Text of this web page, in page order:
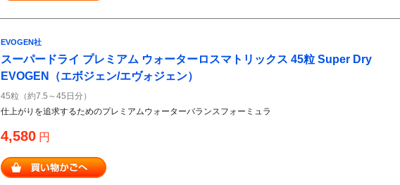
EVOGEN社
スーパードライ プレミアム ウォーターロスマトリックス 45粒 Super Dry
EVOGEN（エボジェン/エヴォジェン）
45粒（約7.5～45日分）
仕上がりを追求するためのプレミアムウォーターバランスフォーミュラ
4,580 円